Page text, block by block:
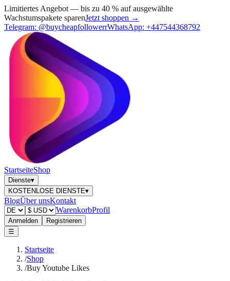
Limitiertes Angebot — bis zu 40 % auf ausgewählte
Wachstumspakete sparenJetzt shoppen →
Telegram: @buycheapfollowerrWhatsApp: +447544368792
StartseiteShop
Dienste▾
KOSTENLOSE DIENSTE▾
BlogÜber unsKontakt
WarenkorbProfil
Anmelden
Registrieren
☰
Startseite
/Shop
/Buy Youtube Likes